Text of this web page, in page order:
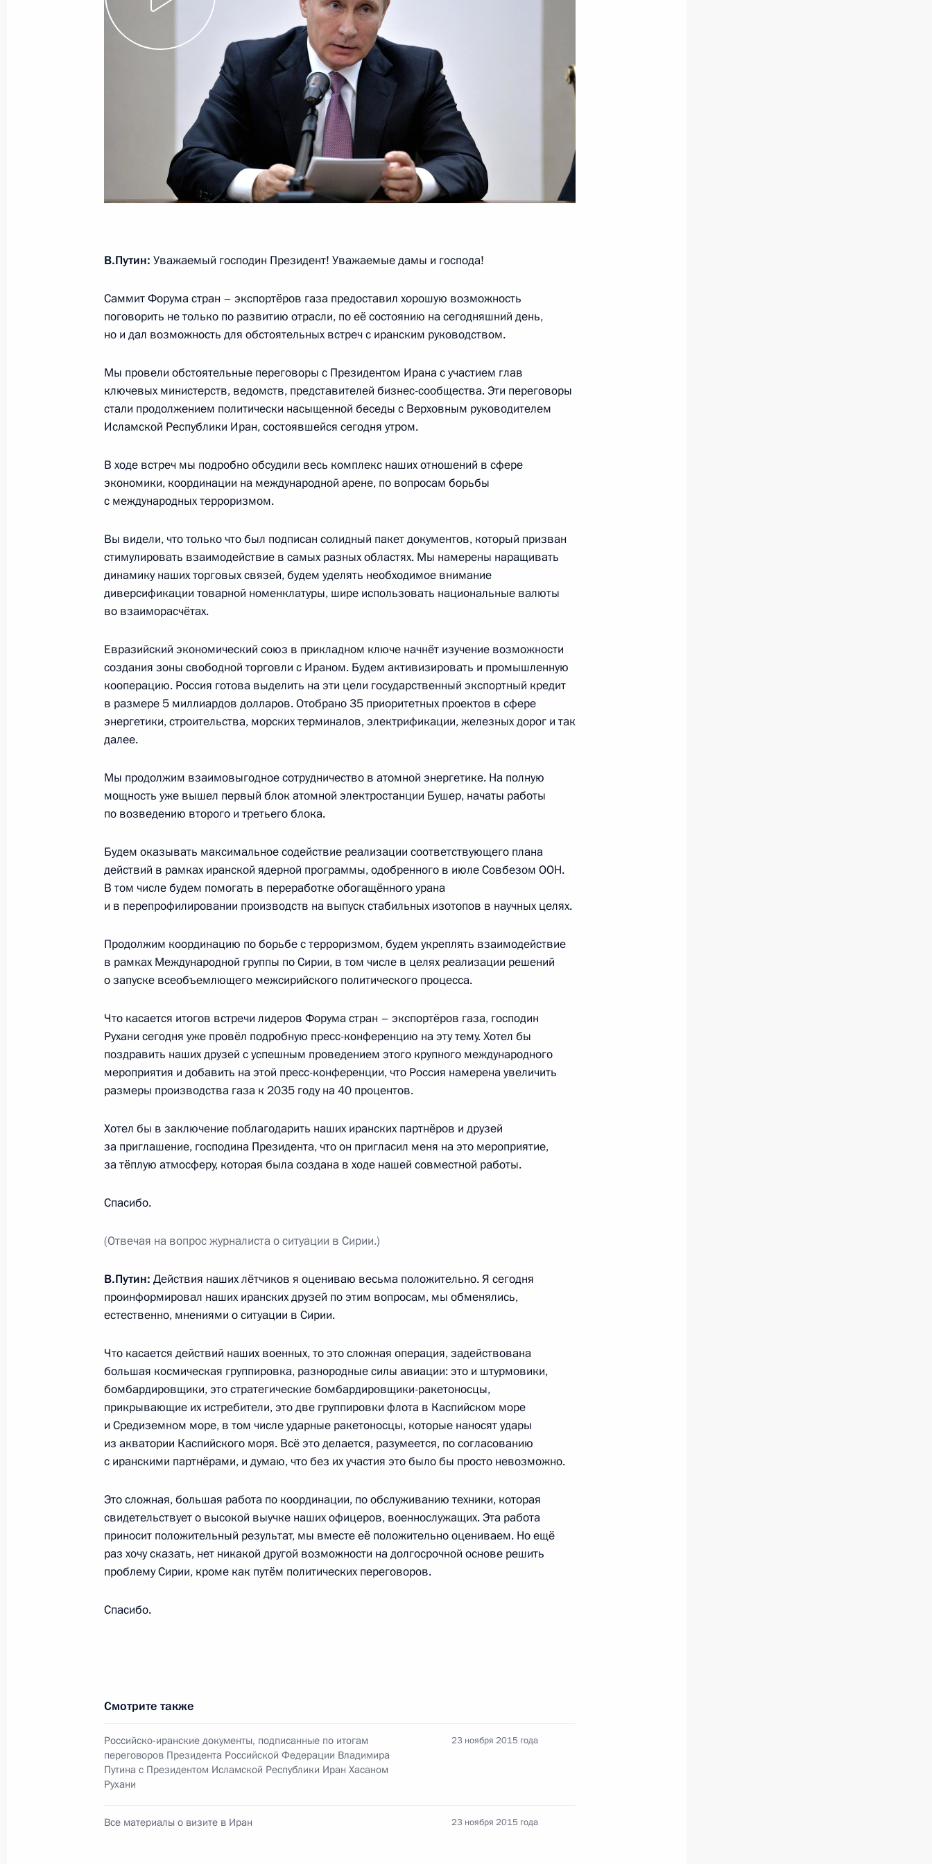
Телефонный разговор с Президентом Ирана Хасаном Рухани
28 ноября 2016 года, 20:50
Совещание с постоянными членами Совета Безопасности
11 августа 2016 года, 10:40
Трёхсторонняя встреча глав Азербайджана, Ирана и России
8 августа 2016 года, 16:45
Владимир Путин прибыл в Баку для участия во встрече глав
Азербайджана, Ирана и России
8 августа 2016 года, 15:20
Интервью Азербайджанскому государственному
информационному агентству «АзерТАдж»
Телефонный разговор с Президентом Ирана Хасаном Рухани
28 марта 2016 года, 13:30
Телефонный разговор с Президентом Ирана Хасаном Рухани
24 февраля 2016 года, 14:20
23 ноября 2015 года
Российско-иранские переговоры
23 ноября 2015 года, 23:00
Саммит Форума стран – экспортёров газа
23 ноября 2015 года, 18:00
Беседа с Верховным руководителем Ирана Али Хаменеи
20 ноября 2015 года, 16:00
Телефонный разговор с Президентом Ирана Хасаном Рухани
Беседа со спикером Исламского консультативного совета Ирана
Али Лариджани
Встреча с Президентом Ирана Хасаном Рухани
28 сентября 2015 года, 22:45
с завершением переговоров по иранской ядерной программе
14 июля 2015 года, 13:15
9 июля 2015 года, 15:55
13 апреля 2015 года, 15:35
Телефонный разговор с Президентом Ирана Хасаном Рухани
В.Путин: Уважаемый господин Президент! Уважаемые дамы и господа!
Саммит Форума стран – экспортёров газа предоставил хорошую возможность
поговорить не только по развитию отрасли, по её состоянию на сегодняшний день,
но и дал возможность для обстоятельных встреч с иранским руководством.
Мы провели обстоятельные переговоры с Президентом Ирана с участием глав
ключевых министерств, ведомств, представителей бизнес-сообщества. Эти переговоры
стали продолжением политически насыщенной беседы с Верховным руководителем
Исламской Республики Иран, состоявшейся сегодня утром.
В ходе встреч мы подробно обсудили весь комплекс наших отношений в сфере
экономики, координации на международной арене, по вопросам борьбы
с международных терроризмом.
Вы видели, что только что был подписан солидный пакет документов, который призван
стимулировать взаимодействие в самых разных областях. Мы намерены наращивать
динамику наших торговых связей, будем уделять необходимое внимание
диверсификации товарной номенклатуры, шире использовать национальные валюты
во взаиморасчётах.
Евразийский экономический союз в прикладном ключе начнёт изучение возможности
создания зоны свободной торговли с Ираном. Будем активизировать и промышленную
кооперацию. Россия готова выделить на эти цели государственный экспортный кредит
в размере 5 миллиардов долларов. Отобрано 35 приоритетных проектов в сфере
энергетики, строительства, морских терминалов, электрификации, железных дорог и так
далее.
Мы продолжим взаимовыгодное сотрудничество в атомной энергетике. На полную
мощность уже вышел первый блок атомной электростанции Бушер, начаты работы
по возведению второго и третьего блока.
Будем оказывать максимальное содействие реализации соответствующего плана
действий в рамках иранской ядерной программы, одобренного в июле Совбезом ООН.
В том числе будем помогать в переработке обогащённого урана
и в перепрофилировании производств на выпуск стабильных изотопов в научных целях.
Продолжим координацию по борьбе с терроризмом, будем укреплять взаимодействие
в рамках Международной группы по Сирии, в том числе в целях реализации решений
о запуске всеобъемлющего межсирийского политического процесса.
Что касается итогов встречи лидеров Форума стран – экспортёров газа, господин
Рухани сегодня уже провёл подробную пресс-конференцию на эту тему. Хотел бы
поздравить наших друзей с успешным проведением этого крупного международного
мероприятия и добавить на этой пресс-конференции, что Россия намерена увеличить
размеры производства газа к 2035 году на 40 процентов.
Хотел бы в заключение поблагодарить наших иранских партнёров и друзей
за приглашение, господина Президента, что он пригласил меня на это мероприятие,
за тёплую атмосферу, которая была создана в ходе нашей совместной работы.
Спасибо.
(Отвечая на вопрос журналиста о ситуации в Сирии.)
В.Путин: Действия наших лётчиков я оцениваю весьма положительно. Я сегодня
проинформировал наших иранских друзей по этим вопросам, мы обменялись,
естественно, мнениями о ситуации в Сирии.
Что касается действий наших военных, то это сложная операция, задействована
большая космическая группировка, разнородные силы авиации: это и штурмовики,
бомбардировщики, это стратегические бомбардировщики-ракетоносцы,
прикрывающие их истребители, это две группировки флота в Каспийском море
и Средиземном море, в том числе ударные ракетоносцы, которые наносят удары
из акватории Каспийского моря. Всё это делается, разумеется, по согласованию
с иранскими партнёрами, и думаю, что без их участия это было бы просто невозможно.
Это сложная, большая работа по координации, по обслуживанию техники, которая
свидетельствует о высокой выучке наших офицеров, военнослужащих. Эта работа
приносит положительный результат, мы вместе её положительно оцениваем. Но ещё
раз хочу сказать, нет никакой другой возможности на долгосрочной основе решить
проблему Сирии, кроме как путём политических переговоров.
Спасибо.
Смотрите также
Российско-иранские документы, подписанные по итогам
переговоров Президента Российской Федерации Владимира
Путина с Президентом Исламской Республики Иран Хасаном
Рухани
23 ноября 2015 года
Все материалы о визите в Иран 23 ноября 2015 года